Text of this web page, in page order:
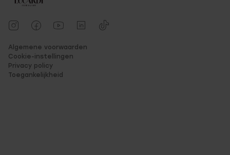
Algemene voorwaarden
Cookie-instellingen
Privacy policy
Toegankelijkheid